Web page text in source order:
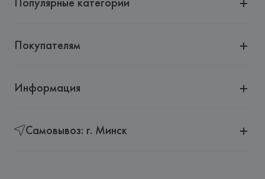
Покупателям
Информация
Самовывоз: г. Минск